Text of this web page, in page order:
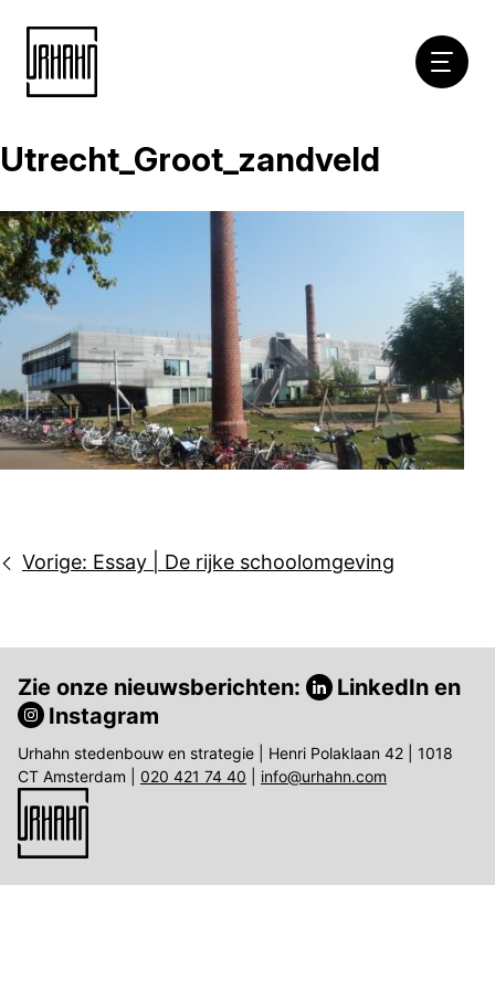
Naar
Utrecht_Groot_zandveld
Bericht
Vorige: Essay | De rijke schoolomgeving
Zie onze nieuwsberichten: LinkedIn en
Instagram
Urhahn stedenbouw en strategie | Henri Polaklaan 42 | 1018
CT Amsterdam | 020 421 74 40 info@urhahn.com